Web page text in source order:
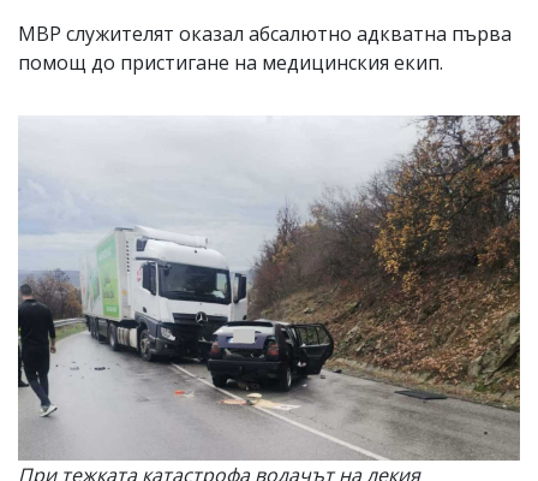
МВР служителят оказал абсалютно адкватна първа
помощ до пристигане на медицинския екип.
При тежката катастрофа водачът на лекия